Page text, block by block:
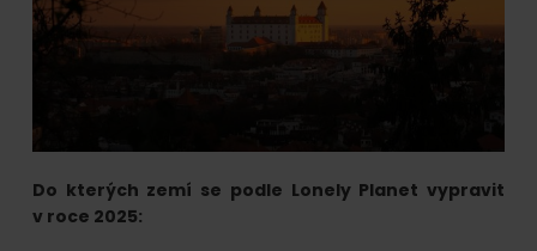
Do kterých zemí se podle Lonely Planet vypravit
v roce 2025: